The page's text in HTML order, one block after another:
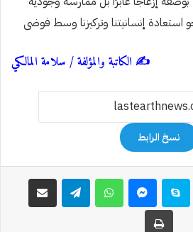
استعادة إنسانيتنا وتركيزنا وسط فوضى
✍️ الكاتبة والمؤلفة / سلامة المالكي
نسخ الرابط
سكايب ماسنجر واتساب تيلقرام مشاركة عبر البريد
طباعة